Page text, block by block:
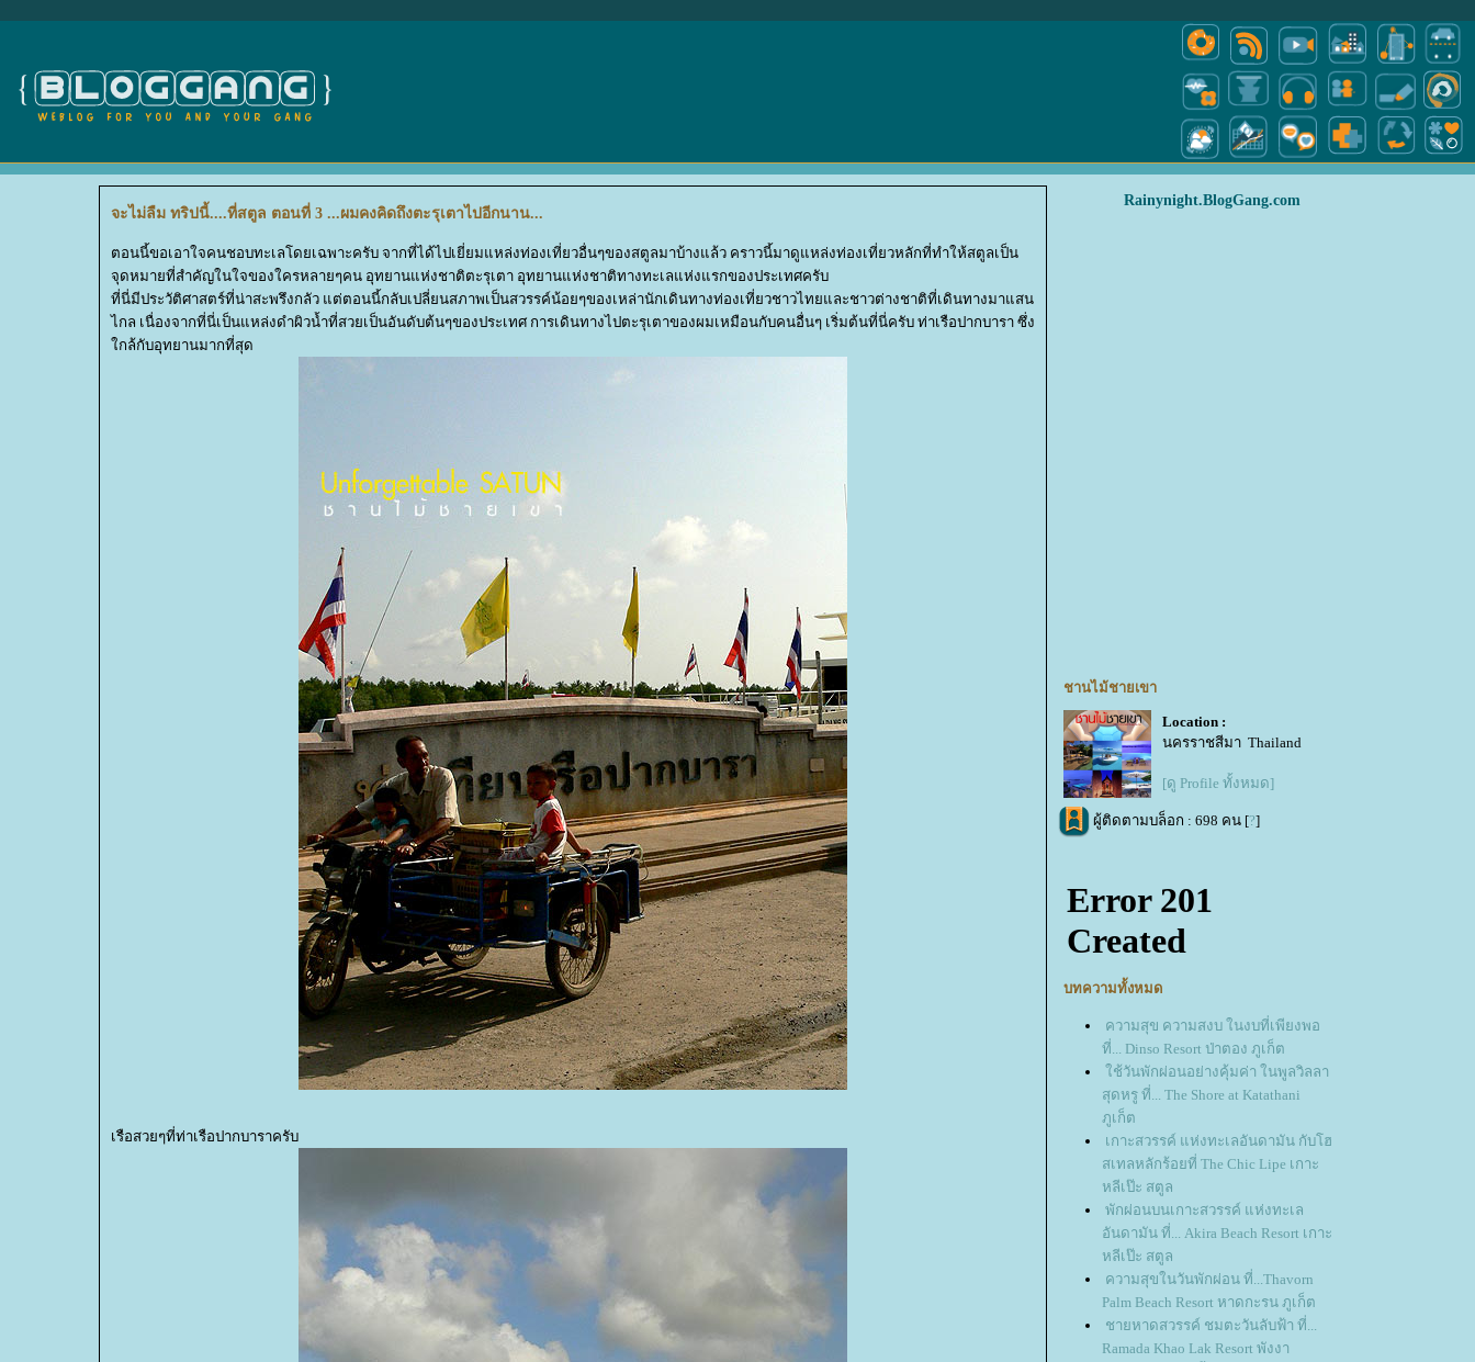
จะไม่ลืม ทริปนี้....ที่สตูล ตอนที่ 3 ...ผมคงคิดถึงตะรุเตาไปอีกนาน...
ตอนนี้ขอเอาใจคนชอบทะเลโดยเฉพาะครับ จากที่ได้ไปเยี่ยมแหล่งท่องเที่ยวอื่นๆของสตูลมาบ้างแล้ว คราวนี้มาดูแหล่งท่องเที่ยวหลักที่ทำให้สตูลเป็น
จุดหมายที่สำคัญในใจของใครหลายๆคน อุทยานแห่งชาติตะรุเตา อุทยานแห่งชาติทางทะเลแห่งแรกของประเทศครับ
ที่นี่มีประวัติศาสตร์ที่น่าสะพรึงกลัว แต่ตอนนี้กลับเปลี่ยนสภาพเป็นสวรรค์น้อยๆของเหล่านักเดินทางท่องเที่ยวชาวไทยและชาวต่างชาติที่เดินทางมาแสน
ไกล เนื่องจากที่นี่เป็นแหล่งดำผิวน้ำที่สวยเป็นอันดับต้นๆของประเทศ การเดินทางไปตะรุเตาของผมเหมือนกับคนอื่นๆ เริ่มต้นที่นี่ครับ ท่าเรือปากบารา ซึ่ง
กล้กับอุทยานมากที่สุด
เรือสวยๆที่ท่าเรือปากบาราครับ
Rainynight.BlogGang.com
ชานไม้ชายเขา
Location :
นครราชสีมา Thailand
[ดู Profile ทั้งหมด]
ผู้ติดตามบล็อก : 698 คน [?]
บทความทั้งหมด
ความสุข ความสงบ ในงบที่เพียงพอ
ที่... Dinso Resort ป่าตอง ภูเก็ต
ช้วันพักผ่อนอย่างคุ้มค่า ในพูลวิลลา
สุดหรู ที่... The Shore at Katathani
ภูเก็ต
เกาะสวรรค์ แห่งทะเลอันดามัน กับโฮ
สเทลหลักร้อยที่ The Chic Lipe เกาะ
หลีเป๊ะ สตูล
พักผ่อนบนเกาะสวรรค์ แห่งทะเล
อันดามัน ที่... Akira Beach Resort เกาะ
หลีเป๊ะ สตูล
ความสุขในวันพักผ่อน ที่...Thavorn
Palm Beach Resort หาดกะรน ภูเก็ต
ชายหาดสวรรค์ ชมตะวันลับฟ้า ที่...
Ramada Khao Lak Resort พังงา